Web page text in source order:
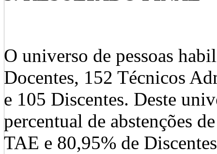
O universo de pessoas
Docentes, 152 Técnicos
e 105 Discentes. Deste
percentual de abstenções
TAE e 80,95% de